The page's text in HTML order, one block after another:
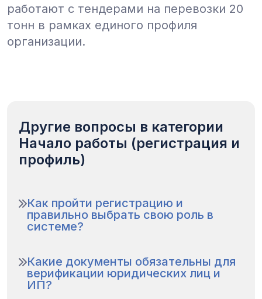
работают с тендерами на перевозки 20
тонн в рамках единого профиля
организации.
Другие вопросы в категории
Начало работы (регистрация и
профиль)
Как пройти регистрацию и
правильно выбрать свою роль в
системе?
Какие документы обязательны для
верификации юридических лиц и
ИП?